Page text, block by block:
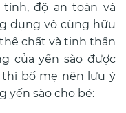
độ an toàn và
dụng vô cùng hữu
chất và tinh thần
của yến sào được
bố mẹ nên lưu ý
yến sào cho bé: